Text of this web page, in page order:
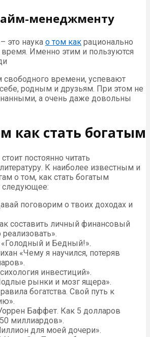
менеджменту
это наука о том как рационально
время. Именно этим и пользуются
времени, успевают
родным и друзьям. При этом не
а очень даже довольны
как стать богатым
постоянно читать
К наиболее известным и
о том, как стать богатым
следующее:
поговорим о твоих доходах и
составить личный финансовый
реализовать».
и Бедный!».
«Чему я научился, потеряв
инвестиций».
рынки и мозг ящера».
богатства. Свой путь к
Баффет. Как 5 долларов
миллиардов».
для моей дочери».